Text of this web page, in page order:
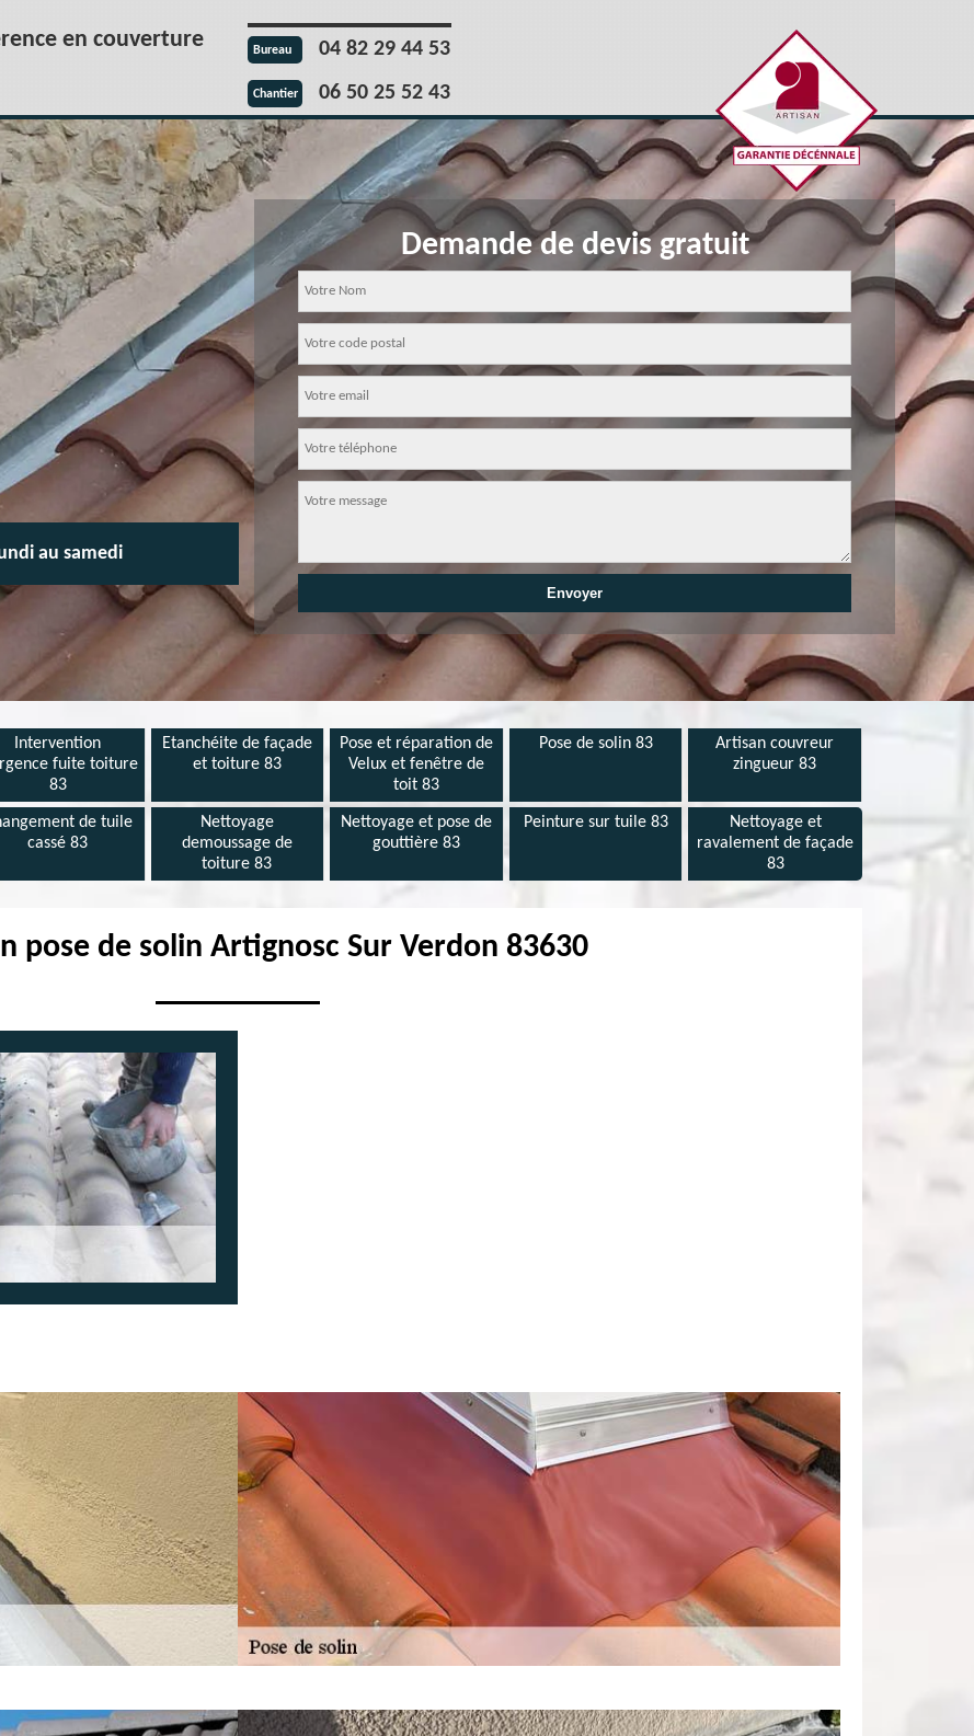
en couverture Bureau 04 82 29 44 53
Chantier 06 50 25 52 43
au samedi
Demande de devis gratuit
Intervention
fuite toiture
83
Etanchéite de façade
et toiture 83
Pose et réparation de
Velux et fenêtre de
toit 83
Pose de solin 83
Artisan couvreur
zingueur 83
de tuile
cassé 83
Nettoyage
demoussage de
toiture 83
Nettoyage et pose de
gouttière 83
Peinture sur tuile 83
Nettoyage et
ravalement de façade
83
pose de solin Artignosc Sur Verdon 83630